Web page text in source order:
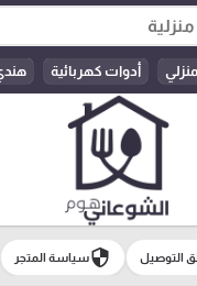
أدوات كهربائية
التوصيل securityسياسة المتجر